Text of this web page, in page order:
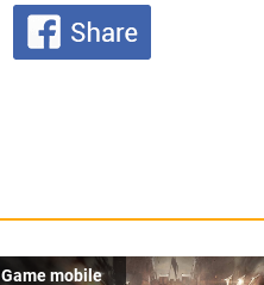
Game mobile